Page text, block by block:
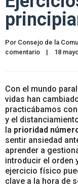
Por Consejo de la
comentario
| 18
Con el mundo
vidas han
practicábamos
y el
la prioridad
sentir ansiedad
aprender a
introducir el orden
ejercicio físico
clave a la hora de